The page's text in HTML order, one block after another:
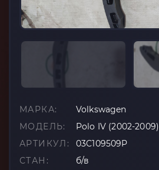
МАРКА:
Volkswagen
МОДЕЛЬ:
Polo IV (2002-2009)
АРТИКУЛ:
03C109509P
СТАН:
б/в